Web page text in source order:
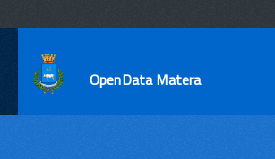
OpenData Matera